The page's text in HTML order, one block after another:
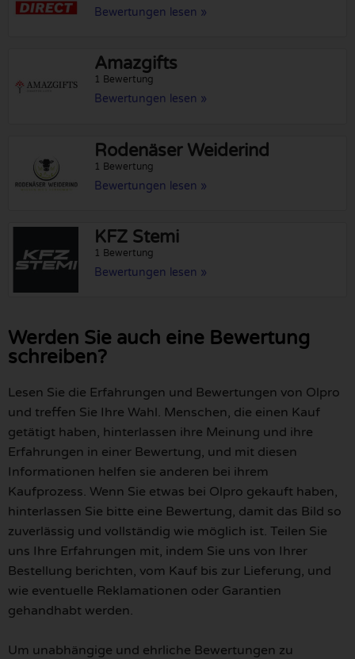
Bewertungen lesen »
Amazgifts
1 Bewertung
Bewertungen lesen »
Rodenäser Weiderind
1 Bewertung
Bewertungen lesen »
KFZ Stemi
1 Bewertung
Bewertungen lesen »
Werden Sie auch eine Bewertung
schreiben?
Lesen Sie die Erfahrungen und Bewertungen von Olpro
und treffen Sie Ihre Wahl. Menschen, die einen Kauf
getätigt haben, hinterlassen ihre Meinung und ihre
Erfahrungen in einer Bewertung, und mit diesen
Informationen helfen sie anderen bei ihrem
Kaufprozess. Wenn Sie etwas bei Olpro gekauft haben,
hinterlassen Sie bitte eine Bewertung, damit das Bild so
zuverlässig und vollständig wie möglich ist. Teilen Sie
uns Ihre Erfahrungen mit, indem Sie uns von Ihrer
Bestellung berichten, vom Kauf bis zur Lieferung, und
wie eventuelle Reklamationen oder Garantien
gehandhabt werden.
Um unabhängige und ehrliche Bewertungen zu